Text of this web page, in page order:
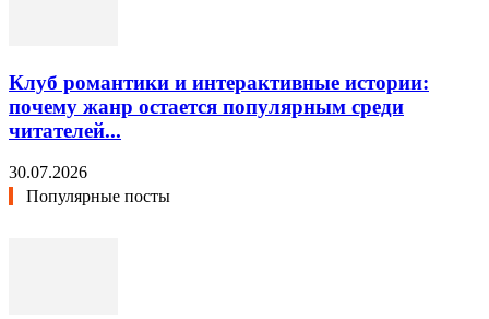
Клуб романтики и интерактивные истории:
почему жанр остается популярным среди
читателей...
30.07.2026
Популярные посты